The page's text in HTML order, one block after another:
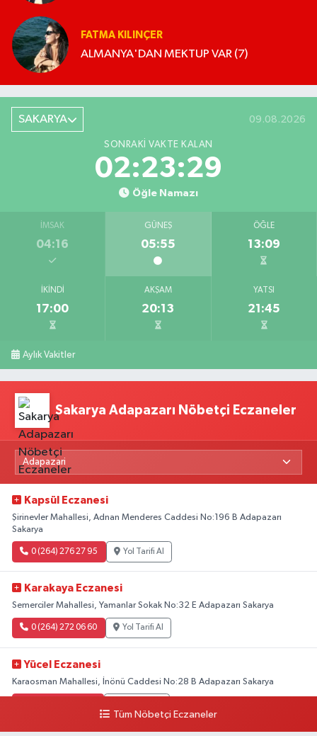
FATMA KILINÇER
ALMANYA'DAN MEKTUP VAR (7)
SAKARYA 09.08.2026
SONRAKI VAKTE KALAN
02:23:28
Öğle Namazı
İMSAK
04:16
GÜNEŞ
05:55
ÖĞLE
13:09
İKINDI
17:00
AKŞAM
20:13
YATSI
21:45
Aylık Vakitler
Sakarya Adapazarı Nöbetçi Eczaneler
Kapsül Eczanesi
Şirinevler Mahallesi, Adnan Menderes Caddesi No:196 B Adapazarı
Sakarya
0 (264) 276 27 95 Yol Tarifi Al
Karakaya Eczanesi
Semerciler Mahallesi, Yamanlar Sokak No:32 E Adapazarı Sakarya
0 (264) 272 06 60 Yol Tarifi Al
Yücel Eczanesi
Karaosman Mahallesi, İnönü Caddesi No:28 B Adapazarı Sakarya
Tüm Nöbetçi Eczaneler